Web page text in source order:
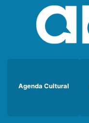
Agenda Cultural